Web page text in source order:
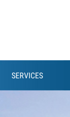
SERVICES